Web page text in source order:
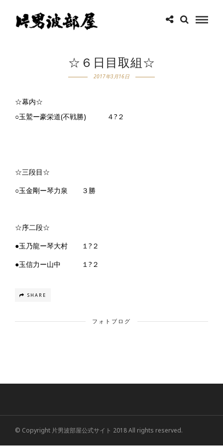
☆６日目取組☆
2017年3月16日
☆幕内☆
○玉鷲ー豪栄道(不戦勝) ４?２
☆三段目☆
○玉金剛ー琴力泉 ３勝
☆序二段☆
●玉乃龍ー琴大村 １?２
●玉信力ー山中 １?２
SHARE
フォトブログ
© Copyright 片男波部屋公式サイト 2018 All rights reserved.